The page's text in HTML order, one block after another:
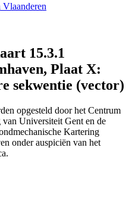
Vlaanderen
15.3.1
Plaat X:
sekwentie (vector)
opgesteld door het Centrum
Universiteit Gent en de
Kartering
onder auspiciën van het